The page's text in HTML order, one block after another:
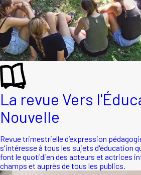
La revue Vers
Nouvelle
Revue trimestrielle d’expression
s'intéresse à tous les sujets d'éducation
font le quotidien des acteurs et actrices
champs et auprès de tous les publics.